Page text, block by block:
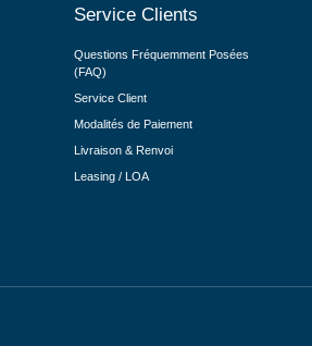
Service Clients
Questions Fréquemment Posées
(FAQ)
Service Client
Modalités de Paiement
Livraison & Renvoi
Leasing / LOA